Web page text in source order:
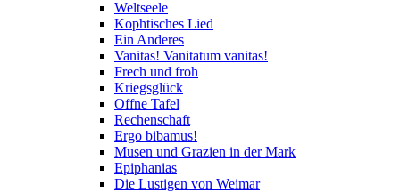
Weltseele
Kophtisches Lied
Ein Anderes
Vanitas! Vanitatum vanitas!
Frech und froh
Kriegsglück
Offne Tafel
Rechenschaft
Ergo bibamus!
Musen und Grazien in der Mark
Epiphanias
Die Lustigen von Weimar